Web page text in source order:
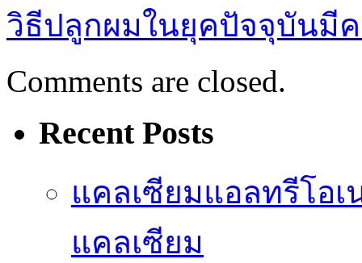
วิธีปลูกผมในยุคปัจจุบันมี
Comments are closed.
Recent Posts
แคลเซียมแอลทรีโอ
แคลเซียม